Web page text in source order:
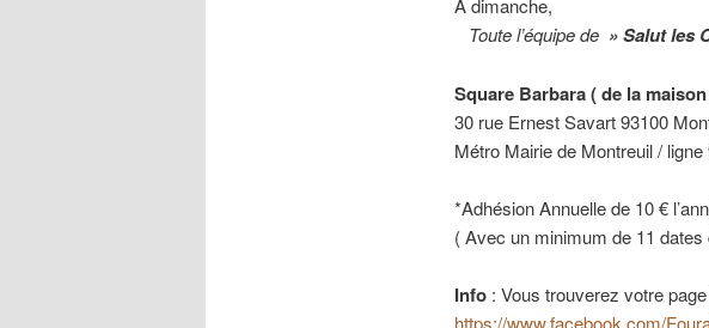
A dimanche,
Toute l’équipe de » Salut les
Square Barbara ( de la
30 rue Ernest Savart 93100
Métro Mairie de Montreuil / ligne
*Adhésion Annuelle de 10 €
( Avec un minimum de 11
Info: Vous trouverez votre
https://www.facebook.com/